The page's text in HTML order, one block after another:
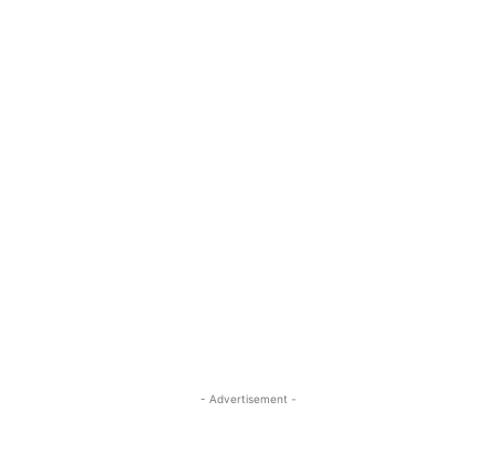
- Advertisement -